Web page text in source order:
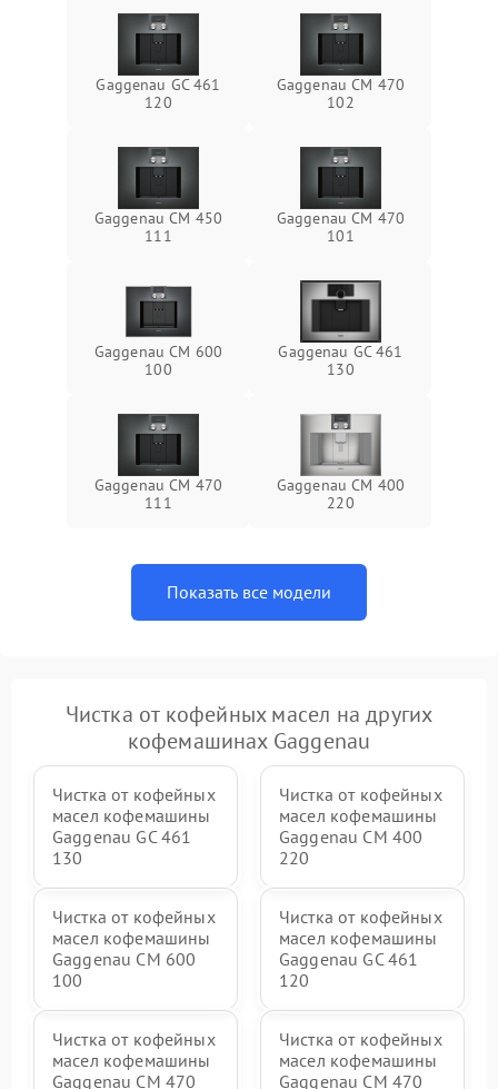
Gaggenau GC 461
120
Gaggenau CM 470
102
Gaggenau CM 450
111
Gaggenau CM 470
101
Gaggenau CM 600
100
Gaggenau GC 461
130
Gaggenau CM 470
111
Gaggenau CM 400
220
Показать все модели
Чистка от кофейных масел на других
кофемашинах Gaggenau
Чистка от кофейных
масел кофемашины
Gaggenau GC 461
130
Чистка от кофейных
масел кофемашины
Gaggenau CM 400
220
Чистка от кофейных
масел кофемашины
Gaggenau CM 600
100
Чистка от кофейных
масел кофемашины
Gaggenau GC 461
120
Чистка от кофейных
масел кофемашины
Gaggenau CM 470
Чистка от кофейных
масел кофемашины
Gaggenau CM 470